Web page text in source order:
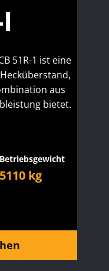
51R-1 ist eine
aus
bietet.
Betriebsgewicht
5110 kg